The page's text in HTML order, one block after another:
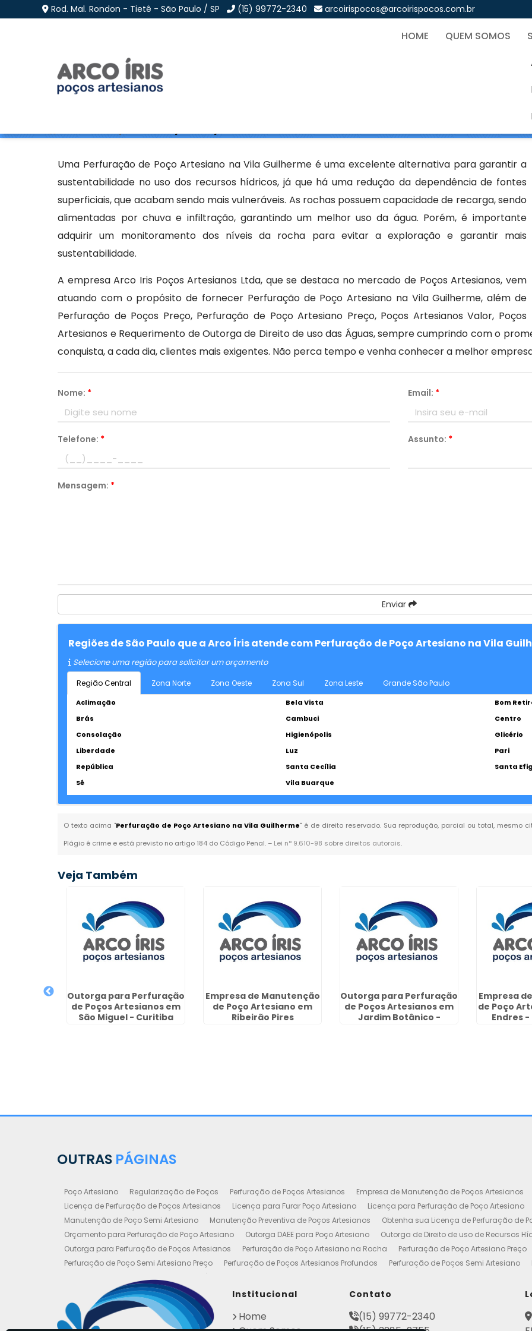
Rod. Mal. Rondon - Tietê - São Paulo / SP (15) 99772-2340 arcoirispocos@arcoirispocos.com.br
HOME QUEM SOMOS
Perfuração de Poço Artesiano na Vila Guilherme
Uma Perfuração de Poço Artesiano na Vila Guilherme é uma excelente alternativa para garantir a
sustentabilidade no uso dos recursos hídricos, já que há uma redução da dependência de fontes
superficiais, que acabam sendo mais vulneráveis. As rochas possuem capacidade de recarga, sendo
alimentadas por chuva e infiltração, garantindo um melhor uso da água. Porém, é importante
adquirir um monitoramento dos níveis da rocha para evitar a exploração e garantir mais
sustentabilidade.
A empresa Arco Iris Poços Artesianos Ltda, que se destaca no mercado de Poços Artesianos, vem
atuando com o propósito de fornecer Perfuração de Poço Artesiano na Vila Guilherme, além de
Perfuração de Poços Preço, Perfuração de Poço Artesiano Preço, Poços Artesianos Valor, Poços
Artesianos e Requerimento de Outorga de Direito de uso das Águas, sempre cumprindo com o
conquista, a cada dia, clientes mais exigentes. Não perca tempo e venha conhecer a melhor
Nome: * Email: *
Telefone: * Assunto: *
Mensagem: *
Enviar
Regiões de São Paulo que a Arco Íris atende com Perfuração de Poço Artesiano na Vila
Selecione uma região para solicitar um orçamento
Região Central Zona Norte Zona Oeste Zona Sul Zona Leste Grande São Paulo
Aclimação Bela Vista
Bom
Brás
Cambuci
Centro
Consolação
Higienópolis
Glicério
Liberdade
Luz
Pari
República
Santa Cecília
Santa
Sé
Vila Buarque
O texto acima "Perfuração de Poço Artesiano na Vila Guilherme" é de direito reservado. Sua reprodução, parcial ou total, mesmo
Plágio é crime e está previsto no artigo 184 do Código Penal. – Lei n° 9.610-98 sobre direitos autorais.
Veja Também
Outorga para Perfuração
de Poços Artesianos em
São Miguel - Curitiba
Empresa de Manutenção
de Poço Artesiano em
Ribeirão Pires
Outorga para Perfuração
de Poços Artesianos em
Jardim Botânico -
Empresa
de Poço
Endres
OUTRAS PÁGINAS
Poço Artesiano Regularização de Poços Perfuração de Poços Artesianos Empresa de Manutenção de Poços Artesianos
Licença de Perfuração de Poços Artesianos
Licença para Furar Poço Artesiano Licença para Perfuração de Poço Artesiano
Manutenção de Poço Semi Artesiano
Manutenção Preventiva de Poços Artesianos Obtenha sua Licença de Perfuração de
Orçamento para Perfuração de Poço Artesiano
Outorga DAEE para Poço Artesiano
Outorga de Direito de uso de Recursos
Outorga para Perfuração de Poços Artesianos
Perfuração de Poço Artesiano na Rocha Perfuração de Poço Artesiano Preço
Perfuração de Poço Semi Artesiano Preço
Perfuração de Poços Artesianos Profundos Perfuração de Poços Semi Artesiano
Perfuração e Construção de Poços de Água
Poço Artesiano Valor Metro
Poço Semi Artesiano Manutenção Projeto de Perfuração de Poços Artesianos
Quanto Custa o
Outorgas e Licenças de Poços Artesianos
Empresa de Poço Artesiano
Legalização de Poço Artesiano Licença de Poço Artesiano Manutenção de Poço Artesiano
Institucional
Home
Contato
(15) 99772-2340